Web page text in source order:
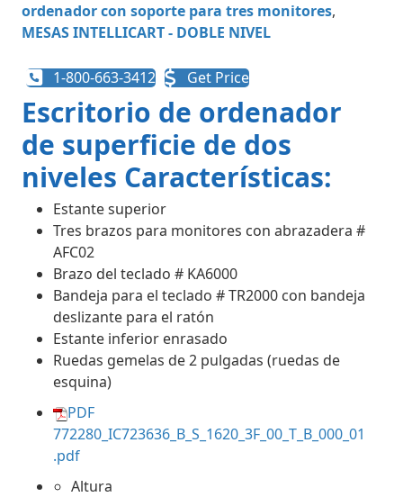
ordenador con soporte para tres monitores,
MESAS INTELLICART - DOBLE NIVEL
1-800-663-3412 Get Price
Escritorio de ordenador
de superficie de dos
niveles Características:
Estante superior
Tres brazos para monitores con abrazadera #
AFC02
Brazo del teclado # KA6000
Bandeja para el teclado # TR2000 con bandeja
deslizante para el ratón
Estante inferior enrasado
Ruedas gemelas de 2 pulgadas (ruedas de
esquina)
PDF
772280_IC723636_B_S_1620_3F_00_T_B_000_01
.pdf
Altura